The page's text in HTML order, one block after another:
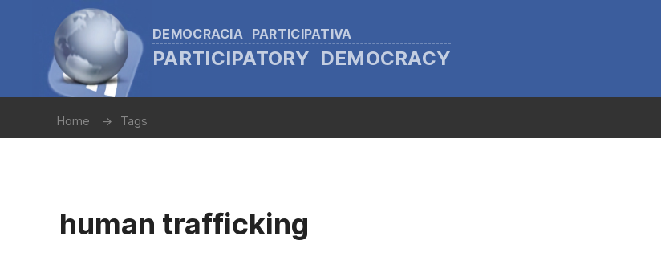
DEMOCRACIA PARTICIPATIVA
PARTICIPATORY DEMOCRACY
Home Tags
human trafficking